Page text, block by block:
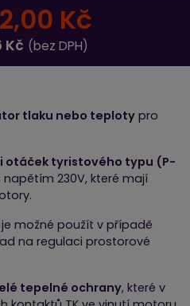
Kč
Kč (bez DPH)
tlaku nebo teploty pro
otáček tyristového typu (P-
230V, které mají
je možné použít v případě
na regulaci prostorové
tepelné ochrany, které v